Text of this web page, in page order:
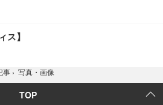
ス】
事 › 写真・画像
TOP